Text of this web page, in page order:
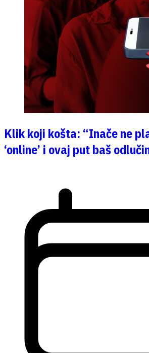
Klik koji košta: “Inače ne
‘online’ i ovaj put baš